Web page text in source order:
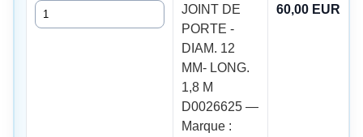
Quantité
JOINT DE
PORTE -
DIAM. 12
MM- LONG.
1,8 M
D0026625 —
Marque :
60,00 EUR